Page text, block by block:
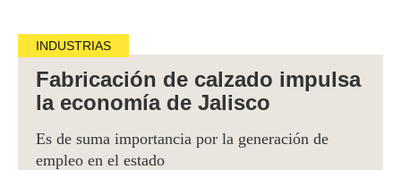
INDUSTRIAS
Fabricación de calzado impulsa
la economía de Jalisco
Es de suma importancia por la generación de
empleo en el estado